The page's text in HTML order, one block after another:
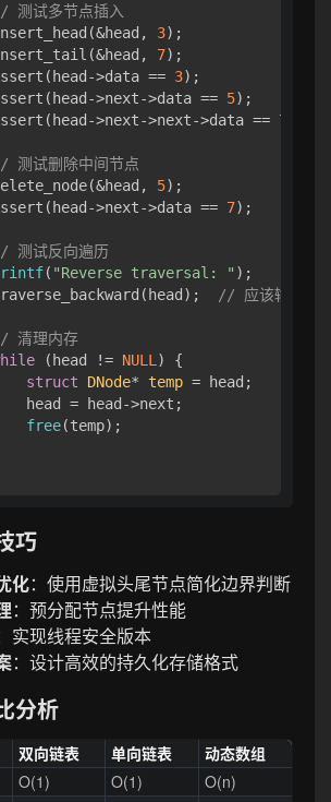
测试多节点插入
3);
7);
>data ==
3);
>next->data ==
5);
>next->next->data ==
7
测试删除中间节点
5);
>next->data ==
7);
测试反向遍历
( "Reverse traversal: " );
// 应该输出 7
清理内存
(head != NULL ) {
struct
DNode* temp = head;
head = head->next;
free(temp);
巧
化：使用虚拟头尾节点简化边界判断
：预分配节点提升性能
实现线程安全版本
：设计高效的持久化存储格式
分析
双向链表 单向链表
动态数组
O(1) O(1)
O(n)